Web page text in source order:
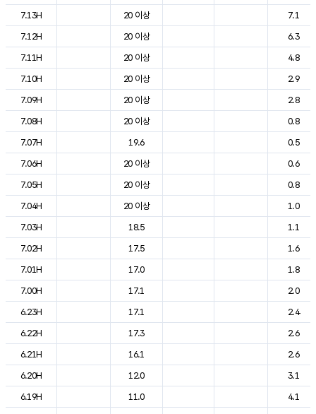
7.13H
20 이상
7.1
7.12H
20 이상
6.3
7.11H
20 이상
4.8
7.10H
20 이상
2.9
7.09H
20 이상
2.8
7.08H
20 이상
0.8
7.07H
19.6
0.5
7.06H
20 이상
0.6
7.05H
20 이상
0.8
7.04H
20 이상
1.0
7.03H
18.5
1.1
7.02H
17.5
1.6
7.01H
17.0
1.8
7.00H
17.1
2.0
6.23H
17.1
2.4
6.22H
17.3
2.6
6.21H
16.1
2.6
6.20H
12.0
3.1
6.19H
11.0
4.1